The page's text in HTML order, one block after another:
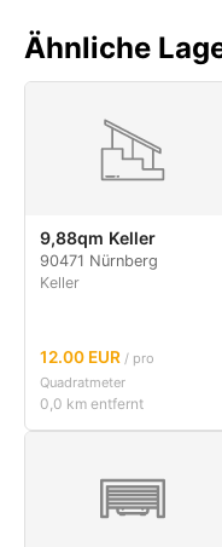
Ähnliche
9,88qm Keller
90471 Nürnberg
Keller
12.00 EUR / pro
Quadratmeter
0,0 km entfernt